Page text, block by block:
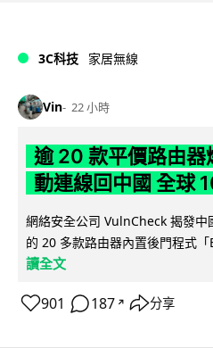
3C科技 家居無線
Vin 22 小時
逾 20 款平價路由器
動連線回中國 全球
網絡安全公司 VulnCheck 揭發
的 20 多款路由器內置後門程式
讀全文
901 187 ↗ 分享